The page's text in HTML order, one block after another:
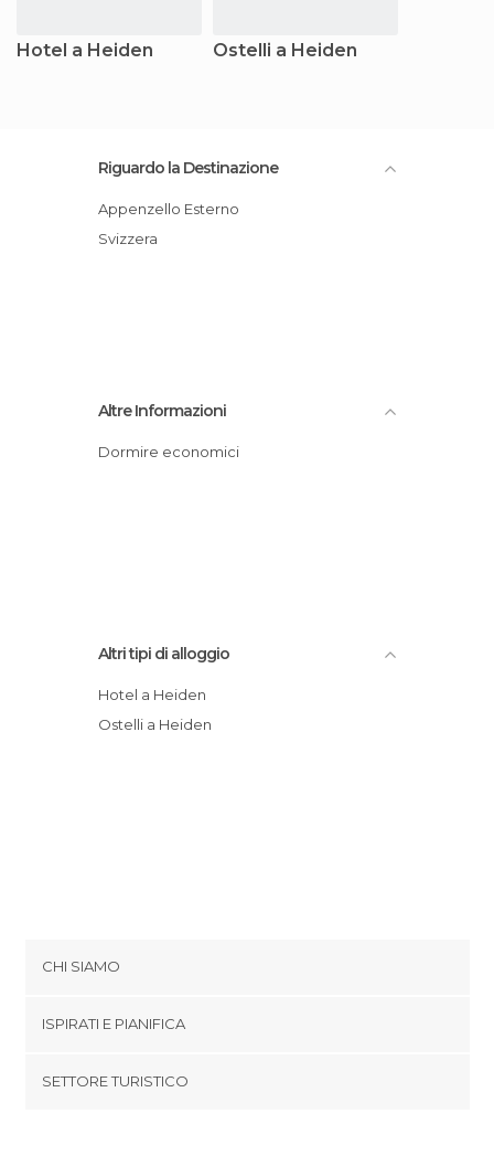
Hotel a Heiden Ostelli a Heiden
Riguardo la Destinazione
Appenzello Esterno
Svizzera
Altre Informazioni
Dormire economici
Altri tipi di alloggio
Hotel a Heiden
Ostelli a Heiden
CHI SIAMO
Termini e Condizioni
ISPIRATI E PIANIFICA
SETTORE TURISTICO